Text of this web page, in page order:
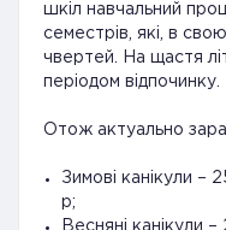
шкіл навчальний
семестрів, які, в
чвертей. На щастя
періодом відпочинку.
Отож актуально
Зимові канікули –
р;
Весняні канікули